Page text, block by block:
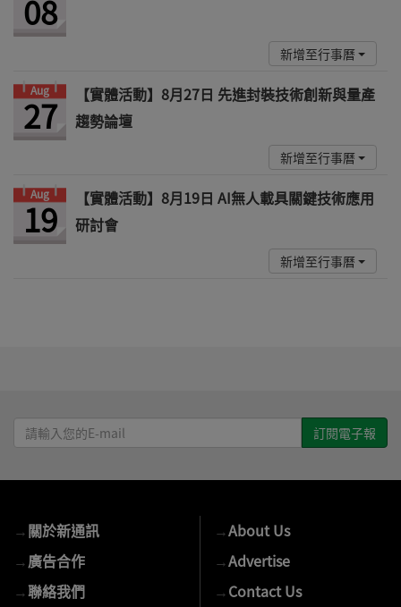
08
新增至行事曆
Aug
27
【實體活動】8月27日 先進封裝技術創新與量產
趨勢論壇
新增至行事曆
Aug
19
【實體活動】8月19日 AI無人載具關鍵技術應用
研討會
新增至行事曆
請
輸
E-
mail
→關於新通訊
→廣告合作
→聯絡我們
→About Us
→Advertise
→Contact Us